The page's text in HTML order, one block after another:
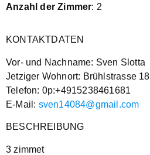
Anzahl der Zimmer: 2
KONTAKTDATEN
Vor- und Nachname: Sven Slotta
Jetziger Wohnort: Brühlstrasse 18
Telefon: 0p:+4915238461681
E-Mail: sven14084@gmail.com
BESCHREIBUNG
3 zimmet